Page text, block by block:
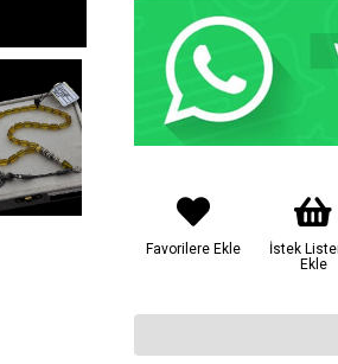
Favorilere Ekle
İstek
Ekle